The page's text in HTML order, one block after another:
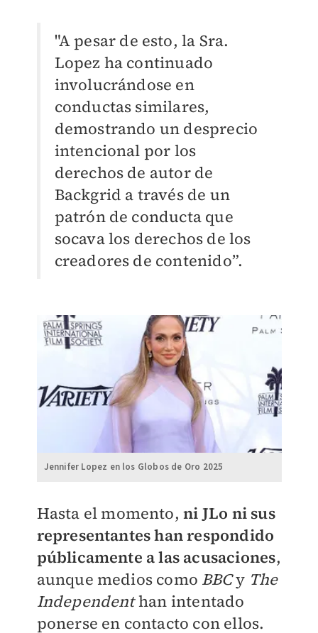
"A pesar de esto, la Sra.
Lopez ha continuado
involucrándose en
conductas similares,
demostrando un desprecio
intencional por los
derechos de autor de
Backgrid a través de un
patrón de conducta que
socava los derechos de los
creadores de contenido”.
Jennifer Lopez en los Globos de Oro 2025
Hasta el momento,ni JLo ni sus
representantes han respondido
públicamente a las acusaciones,
aunque medios como BBCy The
Independenthan intentado
ponerse en contacto con ellos.